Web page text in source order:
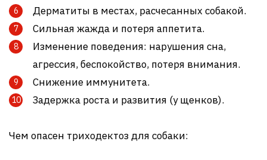
Дерматиты в местах, расчесанных собакой.
Сильная жажда и потеря аппетита.
Изменение поведения: нарушения сна,
агрессия, беспокойство, потеря внимания.
Снижение иммунитета.
Задержка роста и развития (у щенков).
Чем опасен триходектоз для собаки: